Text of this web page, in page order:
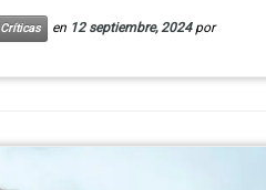
Críticas en 12 septiembre, 2024 por